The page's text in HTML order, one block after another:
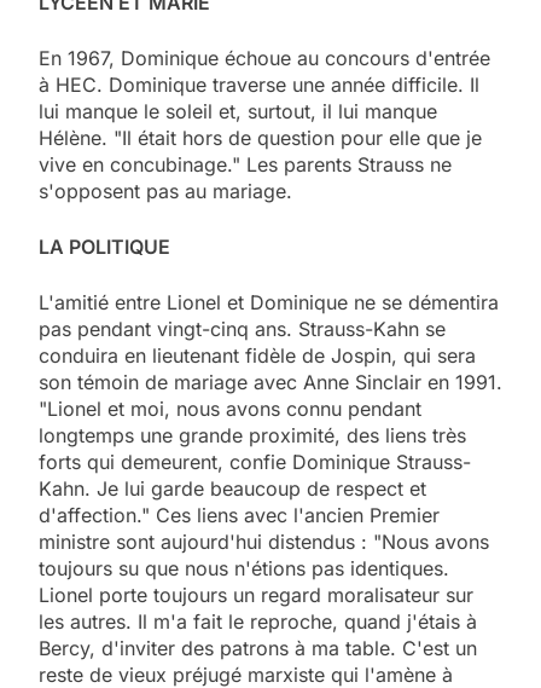
En 1967, Dominique échoue au concours d'entrée
à HEC. Dominique traverse une année difficile. Il
lui manque le soleil et, surtout, il lui manque
Hélène. "Il était hors de question pour elle que je
vive en concubinage." Les parents Strauss ne
s'opposent pas au mariage.
LA POLITIQUE
L'amitié entre Lionel et Dominique ne se démentira
pas pendant vingt-cinq ans. Strauss-Kahn se
conduira en lieutenant fidèle de Jospin, qui sera
son témoin de mariage avec Anne Sinclair en 1991.
"Lionel et moi, nous avons connu pendant
longtemps une grande proximité, des liens très
forts qui demeurent, confie Dominique Strauss-
Kahn. Je lui garde beaucoup de respect et
d'affection." Ces liens avec l'ancien Premier
ministre sont aujourd'hui distendus : "Nous avons
toujours su que nous n'étions pas identiques.
Lionel porte toujours un regard moralisateur sur
les autres. Il m'a fait le reproche, quand j'étais à
Bercy, d'inviter des patrons à ma table. C'est un
reste de vieux préjugé marxiste qui l'amène à